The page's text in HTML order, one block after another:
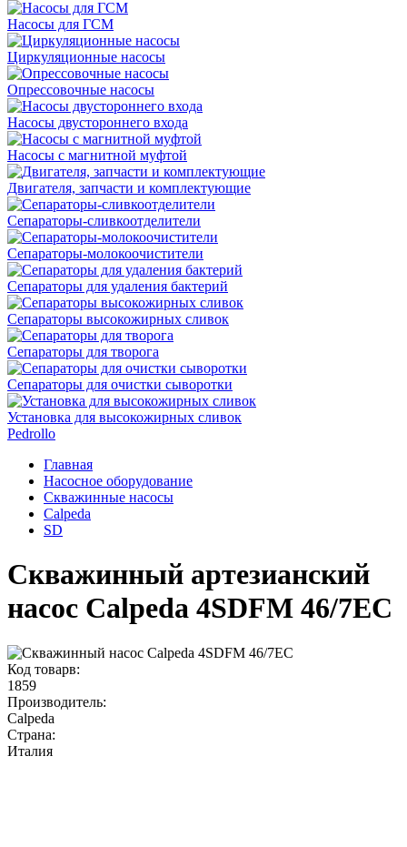
Насосы для ГСМ
Циркуляционные насосы
Опрессовочные насосы
Насосы двустороннего входа
Насосы с магнитной муфтой
Двигателя, запчасти и комплектующие
Сепараторы-сливкоотделители
Сепараторы-молокоочистители
Сепараторы для удаления бактерий
Сепараторы высокожирных сливок
Сепараторы для творога
Сепараторы для очистки сыворотки
Установка для высокожирных сливок
Pedrollo
Главная
Насосное оборудование
Скважинные насосы
Calpeda
SD
Скважинный артезианский
насос Calpeda 4SDFM 46/7EC
Код товарв:
1859
Производитель:
Calpeda
Страна:
Италия